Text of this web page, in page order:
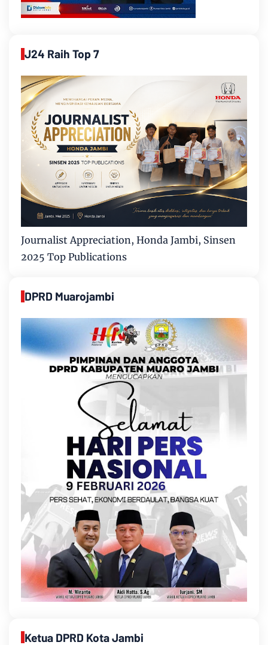
J24 Raih Top 7
Journalist Appreciation, Honda Jambi, Sinsen
2025 Top Publications
DPRD Muarojambi
Ketua DPRD Kota Jambi